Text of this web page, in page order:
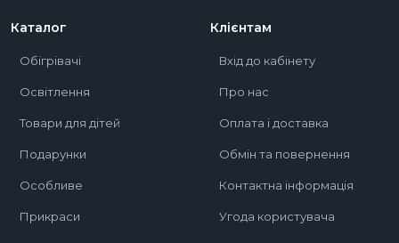
Каталог
Обігрівачі
Освітлення
Товари для дітей
Подарунки
Особливе
Прикраси
Клієнтам
Вхід до кабінету
Про нас
Оплата і доставка
Обмін та повернення
Контактна інформація
Угода користувача